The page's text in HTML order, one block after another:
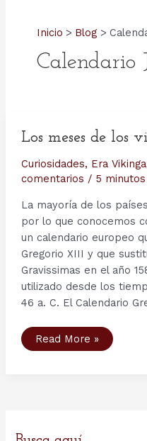
Inicio Blog
Calendario
Los meses de los
Curiosidades, Era Vikinga
comentarios / 5
La mayoría de los
por lo que conocemos
un calendario europeo
Gregorio XIII y que
Gravissimas en el año
utilizado desde los
46 a. C. El Calendario
Los
meses
Read More »